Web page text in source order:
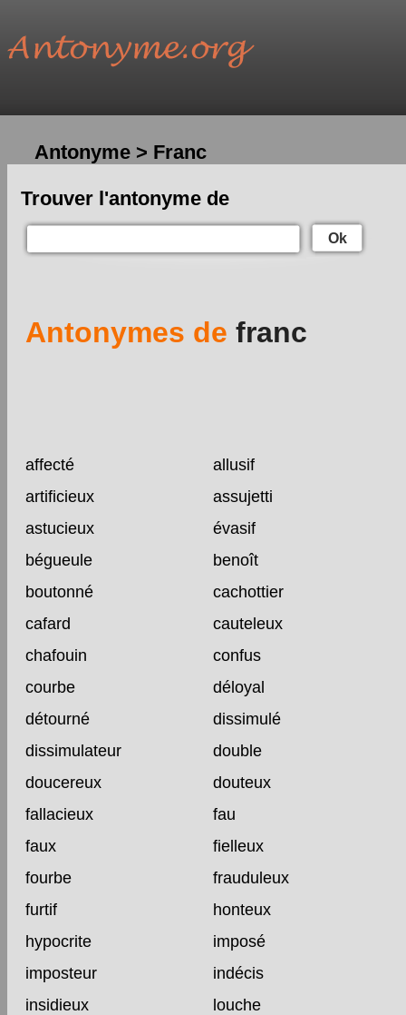
Antonyme > Franc
Trouver l'antonyme de
Ok
Antonymes de franc
affecté
allusif
artificieux
assujetti
astucieux
évasif
bégueule
benoît
boutonné
cachottier
cafard
cauteleux
chafouin
confus
courbe
déloyal
détourné
dissimulé
dissimulateur
double
doucereux
douteux
fallacieux
fau
faux
fielleux
fourbe
frauduleux
furtif
honteux
hypocrite
imposé
imposteur
indécis
insidieux
louche